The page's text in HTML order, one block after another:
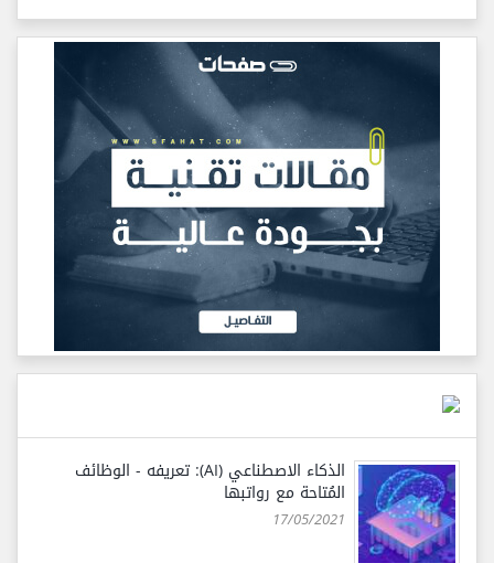
الذكاء الاصطناعي (AI): تعريفه - الوظائف
المُتاحة مع رواتبها
17/05/2021